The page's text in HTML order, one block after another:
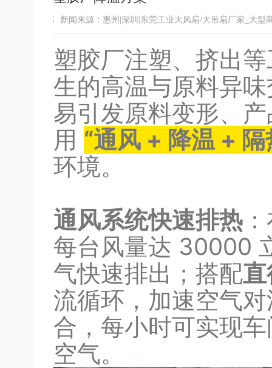
新闻来源：惠州|深圳|东莞工业大风扇/大吊扇厂家_大型
塑胶厂注塑、挤出
生的高温与原料异
易引发原料变形、
用 “通风 + 降温 + 隔
环境。
通风系统快速排热
每台风量达 30000
气快速排出；搭配
流循环，加速空气
合，每小时可实现
空气。